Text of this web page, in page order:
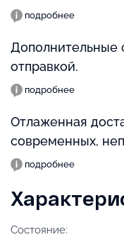
подробнее
Дополнительные
отправкой.
подробнее
Отлаженная
современных,
подробнее
Состояние: